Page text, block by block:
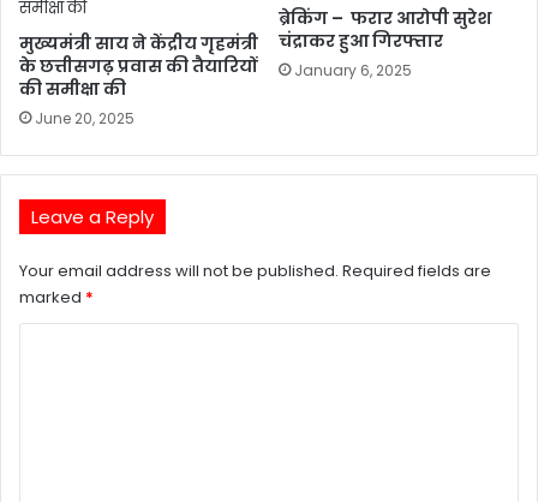
मुख्यमंत्री साय ने केंद्रीय गृहमंत्री
के छत्तीसगढ़ प्रवास की तैयारियों
की समीक्षा की
June 20, 2025
ब्रेकिंग – फरार आरोपी सुरेश
चंद्राकर हुआ गिरफ्तार
January 6, 2025
Leave a Reply
Your email address will not be published. Required fields are
marked *